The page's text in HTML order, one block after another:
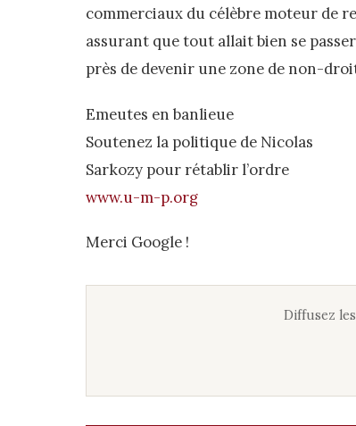
commerciaux du célèbre moteur de
assurant que tout allait bien se
près de devenir une zone de non-
Emeutes en banlieue
Soutenez la politique de Nicolas
Sarkozy pour rétablir l’ordre
www.u-m-p.org
Merci Google !
Diffusez